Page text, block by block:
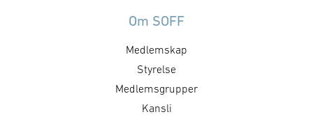
utvecklingen av Sveriges civila
med beslutsfattare och
myndigheter, bidrar aktivt till
utredningar och policyarbete
genom remissvar och andra
Om SOFF
Medlemskap
Styrelse
Medlemsgrupper
Kansli